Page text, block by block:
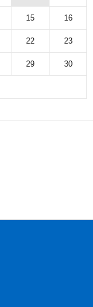
15 16
22 23
29 30